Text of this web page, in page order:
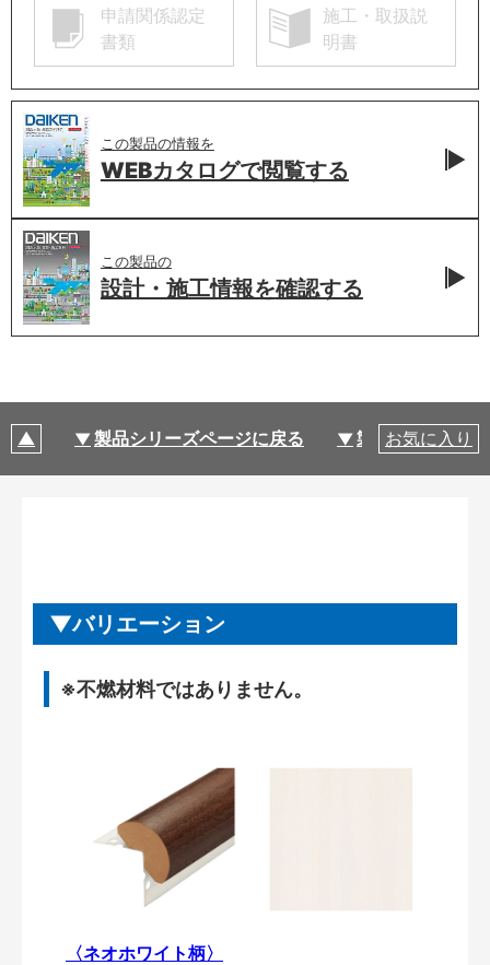
申請関係認定
書類
施工・取扱説
明書
この製品の情報を
WEBカタログで閲覧する
この製品の
設計・施工情報を確認する
製品シリーズページに戻る 製品仕様
お気に入り
バリエーション
※不燃材料ではありません。
〈ネオホワイト柄〉